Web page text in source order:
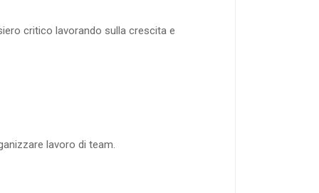
critico lavorando sulla crescita e
lavoro di team.